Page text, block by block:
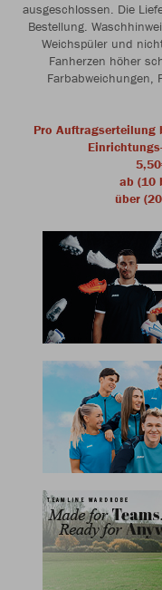
ausgeschlossen. Die
Bestellung.
Weichspüler und
Fanherzen höher
Farbabweichungen,
Pro Auftragserteilung
ab (10
über